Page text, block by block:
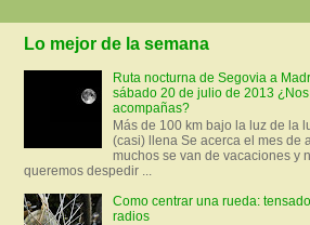
Lo mejor de la semana
Ruta nocturna de Segovia a
sábado 20 de julio de 2013 ¿Nos
acompañas?
Más de 100 km bajo la luz de la
(casi) llena Se acerca el mes de
muchos se van de vacaciones y
queremos despedir ...
Como centrar una rueda:
radios